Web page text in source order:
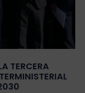
TERCERA